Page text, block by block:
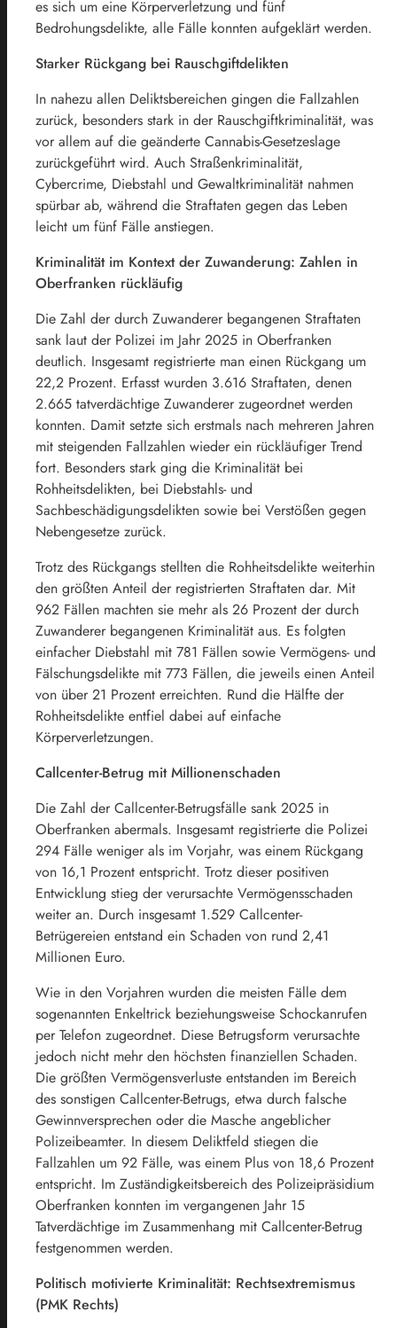
es sich um eine Körperverletzung und fünf
Bedrohungsdelikte, alle Fälle konnten aufgeklärt werden.
Starker Rückgang bei Rauschgiftdelikten
In nahezu allen Deliktsbereichen gingen die Fallzahlen
zurück, besonders stark in der Rauschgiftkriminalität, was
vor allem auf die geänderte Cannabis-Gesetzeslage
zurückgeführt wird. Auch Straßenkriminalität,
Cybercrime, Diebstahl und Gewaltkriminalität nahmen
spürbar ab, während die Straftaten gegen das Leben
leicht um fünf Fälle anstiegen.
Kriminalität im Kontext der Zuwanderung: Zahlen in
Oberfranken rückläufig
Die Zahl der durch Zuwanderer begangenen Straftaten
sank laut der Polizei im Jahr 2025 in Oberfranken
deutlich. Insgesamt registrierte man einen Rückgang um
22,2 Prozent. Erfasst wurden 3.616 Straftaten, denen
2.665 tatverdächtige Zuwanderer zugeordnet werden
konnten. Damit setzte sich erstmals nach mehreren Jahren
mit steigenden Fallzahlen wieder ein rückläufiger Trend
fort. Besonders stark ging die Kriminalität bei
Rohheitsdelikten, bei Diebstahls- und
Sachbeschädigungsdelikten sowie bei Verstößen gegen
Nebengesetze zurück.
Trotz des Rückgangs stellten die Rohheitsdelikte weiterhin
den größten Anteil der registrierten Straftaten dar. Mit
962 Fällen machten sie mehr als 26 Prozent der durch
Zuwanderer begangenen Kriminalität aus. Es folgten
einfacher Diebstahl mit 781 Fällen sowie Vermögens- und
Fälschungsdelikte mit 773 Fällen, die jeweils einen Anteil
von über 21 Prozent erreichten. Rund die Hälfte der
Rohheitsdelikte entfiel dabei auf einfache
Körperverletzungen.
Callcenter-Betrug mit Millionenschaden
Die Zahl der Callcenter-Betrugsfälle sank 2025 in
Oberfranken abermals. Insgesamt registrierte die Polizei
294 Fälle weniger als im Vorjahr, was einem Rückgang
von 16,1 Prozent entspricht. Trotz dieser positiven
Entwicklung stieg der verursachte Vermögensschaden
weiter an. Durch insgesamt 1.529 Callcenter-
Betrügereien entstand ein Schaden von rund 2,41
Millionen Euro.
Wie in den Vorjahren wurden die meisten Fälle dem
sogenannten Enkeltrick beziehungsweise Schockanrufen
per Telefon zugeordnet. Diese Betrugsform verursachte
jedoch nicht mehr den höchsten finanziellen Schaden.
Die größten Vermögensverluste entstanden im Bereich
des sonstigen Callcenter-Betrugs, etwa durch falsche
Gewinnversprechen oder die Masche angeblicher
Polizeibeamter. In diesem Deliktfeld stiegen die
Fallzahlen um 92 Fälle, was einem Plus von 18,6 Prozent
entspricht. Im Zuständigkeitsbereich des Polizeipräsidium
Oberfranken konnten im vergangenen Jahr 15
Tatverdächtige im Zusammenhang mit Callcenter-Betrug
festgenommen werden.
Politisch motivierte Kriminalität: Rechtsextremismus
(PMK Rechts)